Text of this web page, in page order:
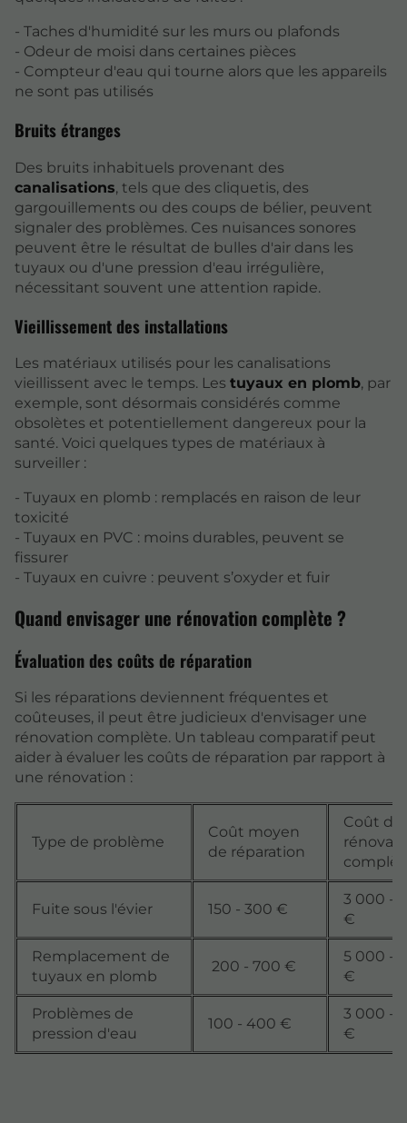
- Taches d'humidité sur les murs ou plafonds
- Odeur de moisi dans certaines pièces
- Compteur d'eau qui tourne alors que les appareils
ne sont pas utilisés
Bruits étranges
Des bruits inhabituels provenant des
canalisations, tels que des cliquetis, des
gargouillements ou des coups de bélier, peuvent
signaler des problèmes. Ces nuisances sonores
peuvent être le résultat de bulles d'air dans les
tuyaux ou d'une pression d'eau irrégulière,
nécessitant souvent une attention rapide.
Vieillissement des installations
Les matériaux utilisés pour les canalisations
vieillissent avec le temps. Les tuyaux en plomb, par
exemple, sont désormais considérés comme
obsolètes et potentiellement dangereux pour la
santé. Voici quelques types de matériaux à
surveiller :
- Tuyaux en plomb : remplacés en raison de leur
toxicité
- Tuyaux en PVC : moins durables, peuvent se
fissurer
- Tuyaux en cuivre : peuvent s’oxyder et fuir
Quand envisager une rénovation complète ?
Évaluation des coûts de réparation
Si les réparations deviennent fréquentes et
coûteuses, il peut être judicieux d'envisager une
rénovation complète. Un tableau comparatif peut
aider à évaluer les coûts de réparation par rapport à
une rénovation :
Type de problème
Coût moyen
de réparation
Coût de
Fuite sous l'évier 150 - 300 €
3 000 -
€
Remplacement de
tuyaux en plomb
200 - 700 €
5 000 -
€
Problèmes de
pression d'eau
100 - 400 €
3 000 -
€